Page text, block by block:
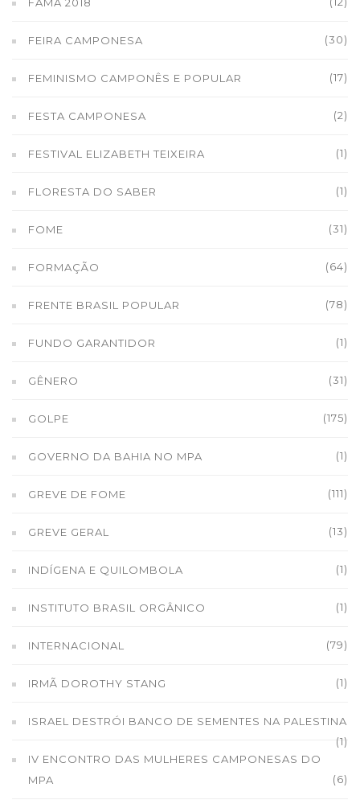
FEIRA CAMPONESA (30)
FEMINISMO CAMPONÊS E POPULAR (17)
FESTA CAMPONESA (2)
FESTIVAL ELIZABETH TEIXEIRA (1)
FLORESTA DO SABER (1)
FOME (31)
FORMAÇÃO (64)
FRENTE BRASIL POPULAR (78)
FUNDO GARANTIDOR (1)
GÊNERO (31)
GOLPE (175)
GOVERNO DA BAHIA NO MPA (1)
GREVE DE FOME (111)
GREVE GERAL (13)
INDÍGENA E QUILOMBOLA (1)
INSTITUTO BRASIL ORGÂNICO (1)
INTERNACIONAL (79)
IRMÃ DOROTHY STANG (1)
ISRAEL DESTRÓI BANCO DE SEMENTES NA PALESTINA
(1)
IV ENCONTRO DAS MULHERES CAMPONESAS DO
MPA
(6)